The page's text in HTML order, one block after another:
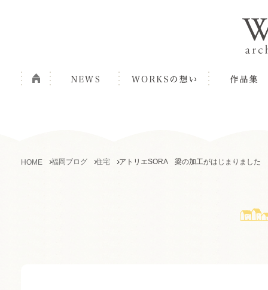
HOME 福岡ブログ 住宅 アトリエSORA 梁の加工がはじまりました